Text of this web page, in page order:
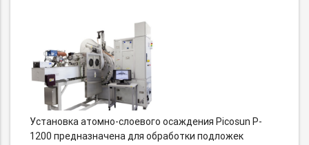
Установка атомно-слоевого осаждения Picosun P-
1200 предназначена для обработки подложек